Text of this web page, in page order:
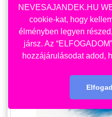
NEVESAJANDEK.HU
cookie-kat, hogy
élményben legyen
jársz. Az
hozzájárulásodat adod,